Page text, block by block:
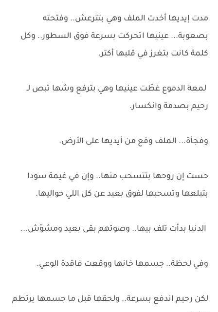
مدت إيديها أخدت الملف وهي بتترعش.. وفتحته
بصعوبة... عينيها اتحركت بسرعة فوق السطور.. وكل
كلمة كانت بتغرز في قلبها أكتر.
لمعة الدموع غطّت عينيها وهي بترفع وشها تبص لـ
رحيم بصدمة وانكسار.
وفجأة... الملف وقع من أيديها على الأرض.
حست إن روحها بتتسحب منها.. وإن في غيمة سودا
بتبلعها وتسحبها لفوق بعيد عن كل اللي حواليها.
الدنيا بدأت تلف بيها.. وصوتهم بقى بعيد ومشوّش...
وفي لحظة.. جسمها خانها ووقعت فاقدة الوعي.
لكن رحيم اندفع بسرعة.. ولحقها قبل ما جسمها يرتطم